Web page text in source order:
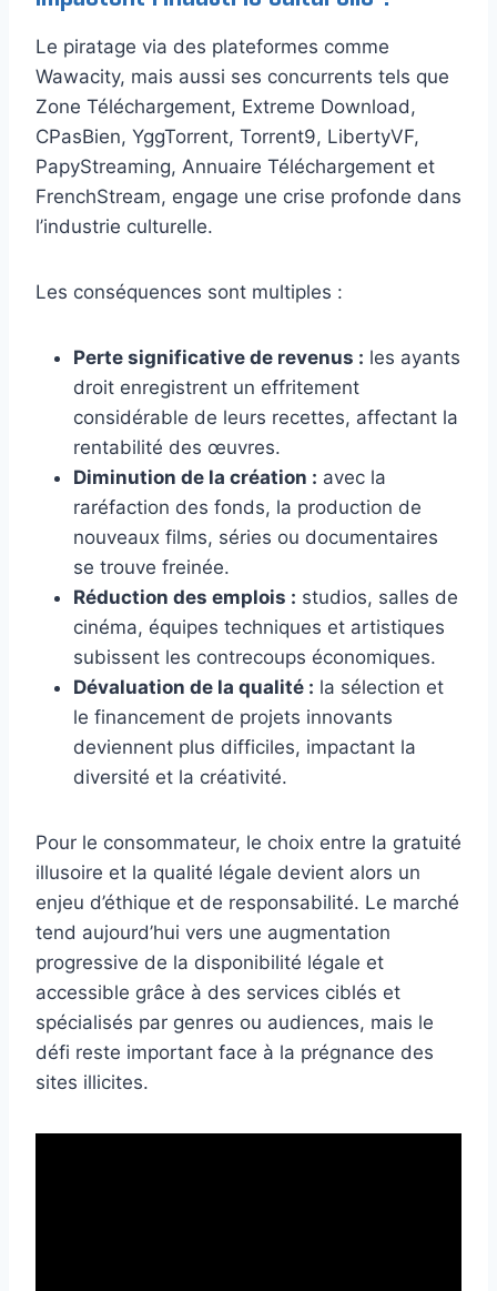
Le piratage via des plateformes comme
Wawacity, mais aussi ses concurrents tels que
Zone Téléchargement, Extreme Download,
CPasBien, YggTorrent, Torrent9, LibertyVF,
PapyStreaming, Annuaire Téléchargement et
FrenchStream, engage une crise profonde dans
l’industrie culturelle.
Les conséquences sont multiples :
Perte significative de revenus : les ayants
droit enregistrent un effritement
considérable de leurs recettes, affectant la
rentabilité des œuvres.
Diminution de la création : avec la
raréfaction des fonds, la production de
nouveaux films, séries ou documentaires
se trouve freinée.
Réduction des emplois : studios, salles de
cinéma, équipes techniques et artistiques
subissent les contrecoups économiques.
Dévaluation de la qualité : la sélection et
le financement de projets innovants
deviennent plus difficiles, impactant la
diversité et la créativité.
Pour le consommateur, le choix entre la gratuité
illusoire et la qualité légale devient alors un
enjeu d’éthique et de responsabilité. Le marché
tend aujourd’hui vers une augmentation
progressive de la disponibilité légale et
accessible grâce à des services ciblés et
spécialisés par genres ou audiences, mais le
défi reste important face à la prégnance des
sites illicites.